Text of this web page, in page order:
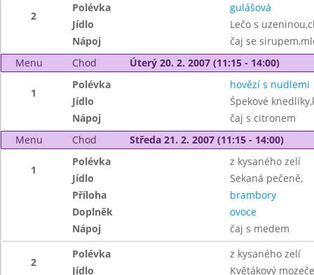
2
Polévka
gulášová
Jídlo
Lečo s
Nápoj
čaj se
Menu
Chod Úterý 20. 2. 2007 (11:15 - 14:00)
1
Polévka
hovězí s nudlemi
Jídlo
Śpekové
Nápoj
čaj s citronem
Menu
Chod Středa 21. 2. 2007 (11:15 - 14:00)
1
Polévka
z kysaného zelí
Jídlo
Sekaná pečeně,
Příloha
brambory
Doplněk
ovoce
Nápoj
čaj s medem
2
Polévka
z kysaného zelí
Jídlo
Květákový